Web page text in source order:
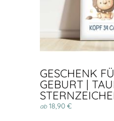
GESCHENK
GEBURT |
ab18,90 €